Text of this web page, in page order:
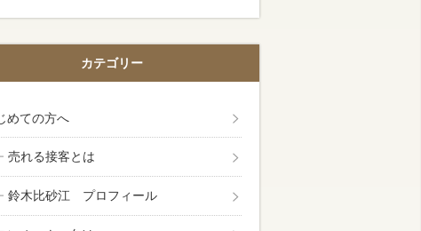
カテゴリー
めての方へ
売れる接客とは
鈴木比砂江 プロフィール